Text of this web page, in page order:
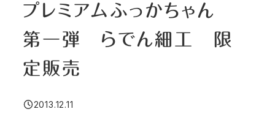
プレミアムふっかちゃん
第一弾 らでん細工 限
定販売
投稿日
2013.12.11